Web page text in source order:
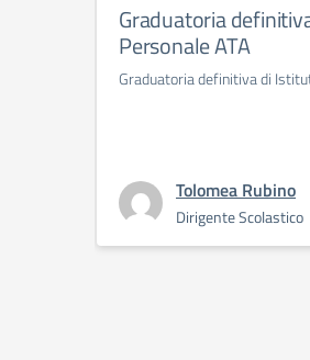
Graduatoria
Personale ATA
Graduatoria definitiva di
Tolomea Rubino
Dirigente Scolastico